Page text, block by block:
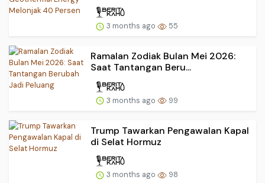
3 months ago 55
Ramalan Zodiak Bulan Mei 2026:
Saat Tantangan Beru...
3 months ago 99
Trump Tawarkan Pengawalan Kapal
di Selat Hormuz
3 months ago 98